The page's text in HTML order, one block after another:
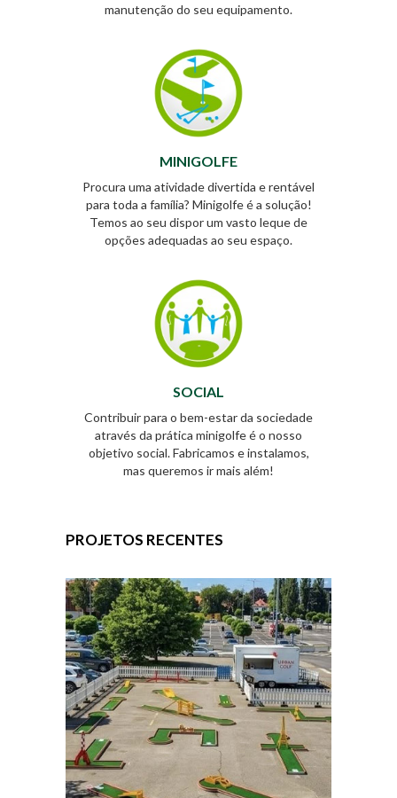
manutenção do seu equipamento.
MINIGOLFE
Procura uma atividade divertida e rentável
para toda a família? Minigolfe é a solução!
Temos ao seu dispor um vasto leque de
opções adequadas ao seu espaço.
SOCIAL
Contribuir para o bem-estar da sociedade
através da prática minigolfe é o nosso
objetivo social. Fabricamos e instalamos,
mas queremos ir mais além!
PROJETOS RECENTES